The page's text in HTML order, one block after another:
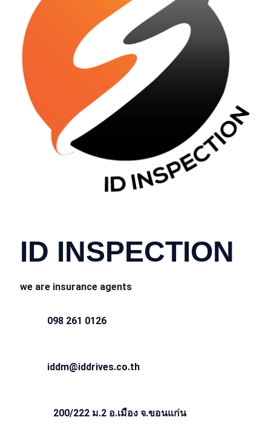
ID INSPECTION
we are insurance agents
098 261 0126
iddm@iddrives.co.th
200/222 ม.2 อ.เมือง จ.ขอนแก่น